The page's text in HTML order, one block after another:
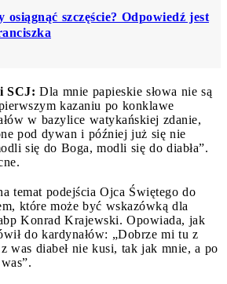
osiągnąć szczęście? Odpowiedź jest
SCJ: Dla mnie papieskie słowa nie są
kazaniu po konklawe
w bazylice watykańskiej zdanie,
pod dywan i później już się nie
się do Boga, modli się do diabła”.
temat podejścia Ojca Świętego do
które może być wskazówką dla
Konrad Krajewski. Opowiada, jak
do kardynałów: „Dobrze mi tu z
was diabeł nie kusi, tak jak mnie, a po